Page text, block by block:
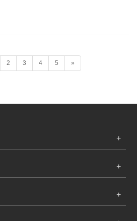
显示屏灰度表现近乎完……
2 3 4 5 »